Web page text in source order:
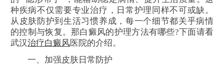
种疾病不仅需要专业治疗，日常护理同样不可或缺。
从皮肤防护到生活习惯养成，每一个细节都关乎病情
的控制与恢复。那白癜风的护理方法有哪些?下面请看
武汉治疗白癜风医院的介绍。
一、加强皮肤日常防护